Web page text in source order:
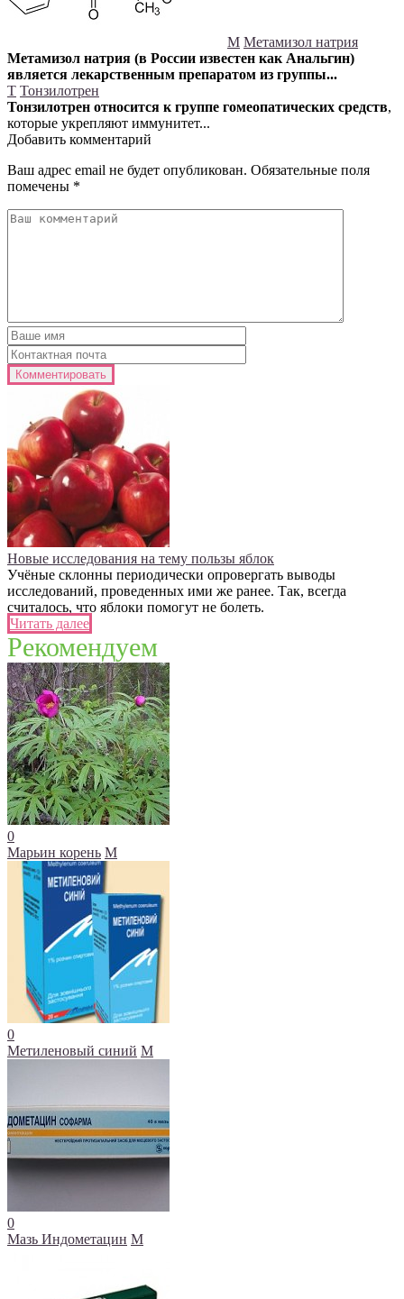
М Метамизол натрия
Метамизол натрия (в России известен как Анальгин)
является лекарственным препаратом из группы...
Т Тонзилотрен
Тонзилотрен относится к группе гомеопатических средств,
которые укрепляют иммунитет...
Добавить комментарий
Ваш адрес email не будет опубликован. Обязательные поля
помечены *
Новые исследования на тему пользы яблок
Учёные склонны периодически опровергать выводы
исследований, проведенных ими же ранее. Так, всегда
считалось, что яблоки помогут не болеть.
Читать далее
Рекомендуем
0
Марьин корень М
0
Метиленовый синий М
0
Мазь Индометацин М